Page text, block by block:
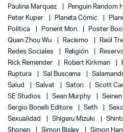
Paulina Marquez
Penguin Random
Peter Kuper
Planeta Cómic
Política
Ponent Mon Poster
Quan Zhou Wu
Racismo Raúl
Redes Sociales
Religión
Rick Remender
Robert Kirkman
Ruptura
Sal Buscema
Salud
Salvat Satori Scott
SE Studios
Sean Murphy Seinen
Sergio Bonelli Editore
Seth
Sexualidad
Shigeru Mizuki
Shonen
Simon Bisley Simon